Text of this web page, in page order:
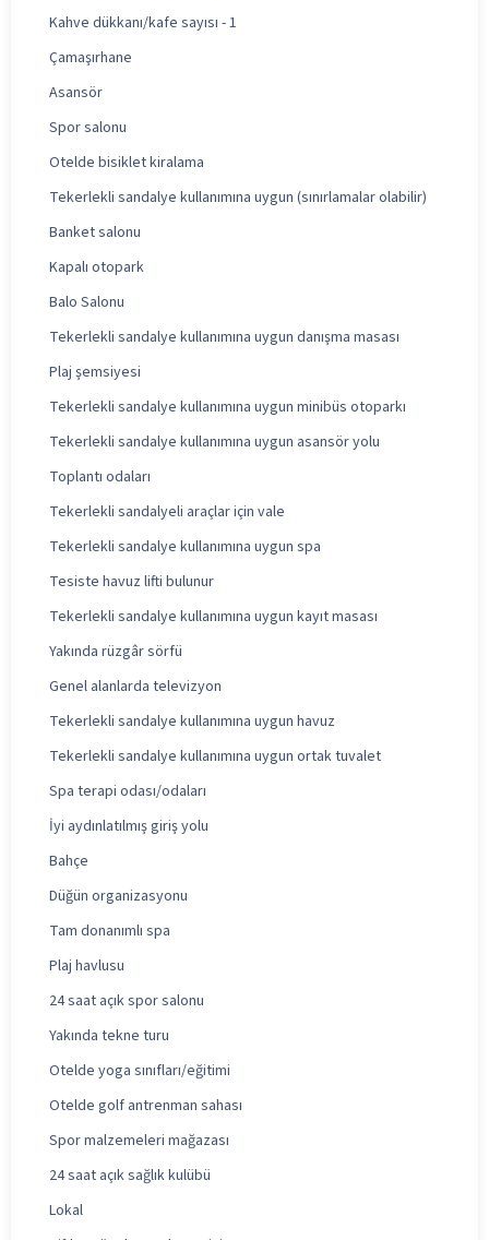
Kahve dükkanı/kafe sayısı - 1
Çamaşırhane
Asansör
Spor salonu
Otelde bisiklet kiralama
Tekerlekli sandalye kullanımına uygun (sınırlamalar olabilir)
Banket salonu
Kapalı otopark
Balo Salonu
Tekerlekli sandalye kullanımına uygun danışma masası
Plaj şemsiyesi
Tekerlekli sandalye kullanımına uygun minibüs otoparkı
Tekerlekli sandalye kullanımına uygun asansör yolu
Toplantı odaları
Tekerlekli sandalyeli araçlar için vale
Tekerlekli sandalye kullanımına uygun spa
Tesiste havuz lifti bulunur
Tekerlekli sandalye kullanımına uygun kayıt masası
Yakında rüzgâr sörfü
Genel alanlarda televizyon
Tekerlekli sandalye kullanımına uygun havuz
Tekerlekli sandalye kullanımına uygun ortak tuvalet
Spa terapi odası/odaları
İyi aydınlatılmış giriş yolu
Bahçe
Düğün organizasyonu
Tam donanımlı spa
Plaj havlusu
24 saat açık spor salonu
Yakında tekne turu
Otelde yoga sınıfları/eğitimi
Otelde golf antrenman sahası
Spor malzemeleri mağazası
24 saat açık sağlık kulübü
Lokal